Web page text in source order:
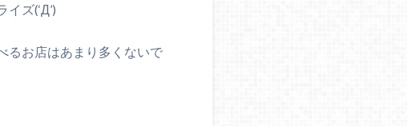
ズ(‘Д’)
るお店はあまり多くないで